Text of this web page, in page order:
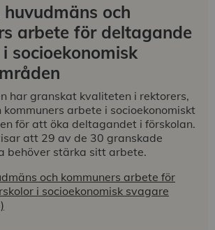
huvudmäns och
arbete för deltagande
socioekonomisk
har granskat kvaliteten i rektorers,
kommuners arbete i socioekonomiskt
för att öka deltagandet i förskolan.
att 29 av de 30 granskade
behöver stärka sitt arbete.
och kommuners arbete för
i socioekonomisk svagare